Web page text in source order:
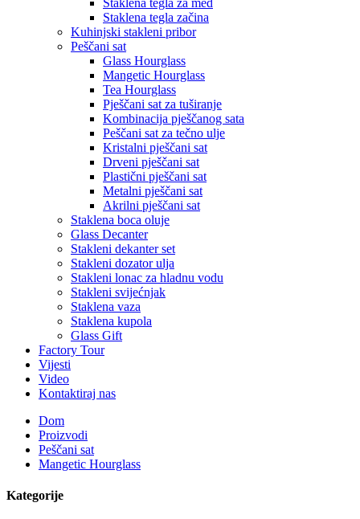
Staklena tegla za med
Staklena tegla začina
Kuhinjski stakleni pribor
Peščani sat
Glass Hourglass
Mangetic Hourglass
Tea Hourglass
Pješčani sat za tuširanje
Kombinacija pješčanog sata
Peščani sat za tečno ulje
Kristalni pješčani sat
Drveni pješčani sat
Plastični pješčani sat
Metalni pješčani sat
Akrilni pješčani sat
Staklena boca oluje
Glass Decanter
Stakleni dekanter set
Stakleni dozator ulja
Stakleni lonac za hladnu vodu
Stakleni svijećnjak
Staklena vaza
Staklena kupola
Glass Gift
Factory Tour
Vijesti
Video
Kontaktiraj nas
Dom
Proizvodi
Peščani sat
Mangetic Hourglass
Kategorije